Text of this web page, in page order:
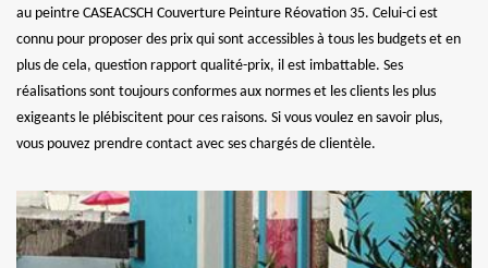
au peintre CASEACSCH Couverture Peinture Réovation 35. Celui-ci est
connu pour proposer des prix qui sont accessibles à tous les budgets et en
plus de cela, question rapport qualité-prix, il est imbattable. Ses
réalisations sont toujours conformes aux normes et les clients les plus
exigeants le plébiscitent pour ces raisons. Si vous voulez en savoir plus,
vous pouvez prendre contact avec ses chargés de clientèle.